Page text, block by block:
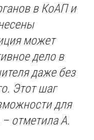
в КоАП и
может
дело в
даже без
Этот шаг
для
отметила А.